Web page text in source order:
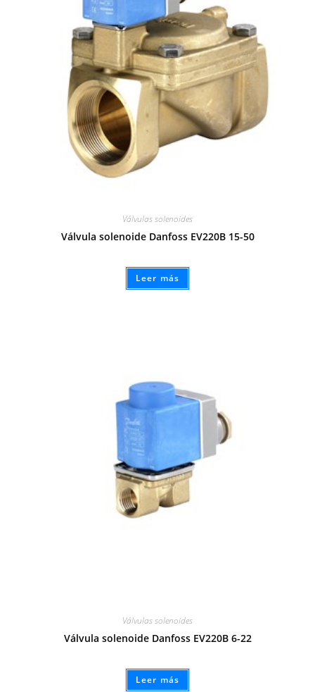
Válvulas solenoides
Válvula solenoide Danfoss EV220B 15-50
Leer más
Válvulas solenoides
Válvula solenoide Danfoss EV220B 6-22
Leer más